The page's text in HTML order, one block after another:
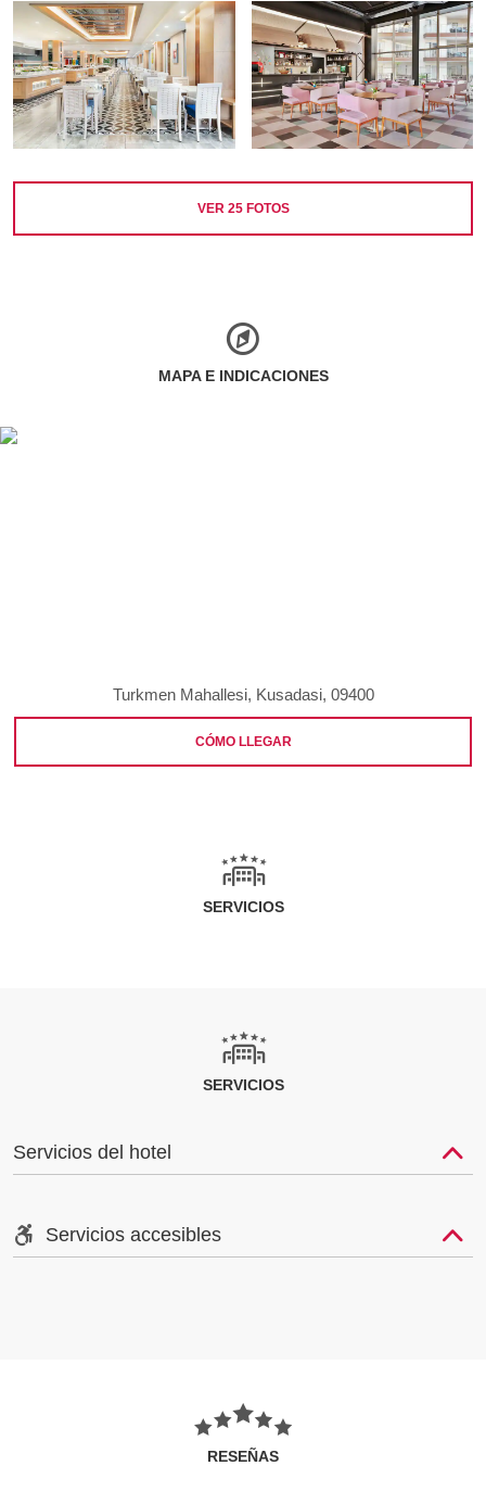
VER 25FOTOS
MAPA E INDICACIONES
Turkmen Mahallesi, Kusadasi, 09400
CÓMO LLEGAR
SERVICIOS
SERVICIOS
Servicios del hotel
Servicios accesibles
RESEÑAS